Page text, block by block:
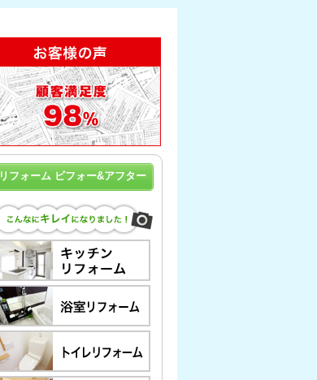
リフォーム ビフォー&アフター